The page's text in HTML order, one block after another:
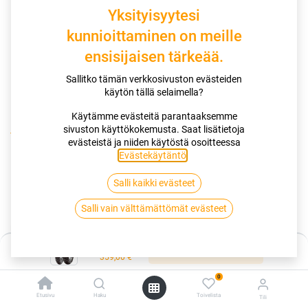
359,00€
Etusivu Haku
0
Toivelista Tili
Kauppa 120/70-19 60T DUNLOP TRX MISSION
120/70-19 60T DUNLOP TRX
MISSION
Yksityisyytesi
kunnioittaminen on meille
ensisijaisen tärkeää.
Sallitko tämän verkkosivuston evästeiden
käytön tällä selaimella?
Käytämme evästeitä parantaaksemme
sivuston käyttökokemusta. Saat lisätietoja
evästeistä ja niiden käytöstä osoitteessa
Evästekäytäntö
Salli kaikki evästeet
Salli vain välttämättömät evästeet